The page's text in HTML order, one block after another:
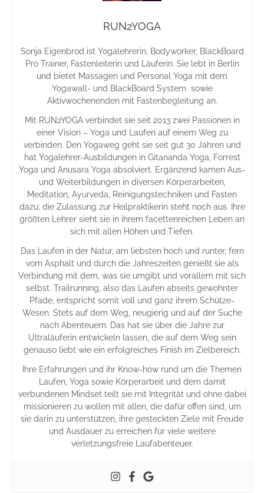
RUN2YOGA
Sonja Eigenbrod ist Yogalehrerin, Bodyworker, BlackBoard
Pro Trainer, Fastenleiterin und Läuferin. Sie lebt in Berlin
und bietet Massagen und Personal Yoga mit dem
Yogawall- und BlackBoard System sowie
Aktivwochenenden mit Fastenbegleitung an.
Mit RUN2YOGA verbindet sie seit 2013 zwei Passionen in
einer Vision – Yoga und Laufen auf einem Weg zu
verbinden. Den Yogaweg geht sie seit gut 30 Jahren und
hat Yogalehrer-Ausbildungen in Gitananda Yoga, Forrest
Yoga und Anusara Yoga absolviert. Ergänzend kamen Aus-
und Weiterbildungen in diversen Körperarbeiten,
Meditation, Ayurveda, Reinigungstechniken und Fasten
dazu; die Zulassung zur Heilpraktikerin steht noch aus. Ihre
größten Lehrer sieht sie in ihrem facettenreichen Leben an
sich mit allen Höhen und Tiefen.
Das Laufen in der Natur, am liebsten hoch und runter, fern
vom Asphalt und durch die Jahreszeiten genießt sie als
Verbindung mit dem, was sie umgibt und vorallem mit sich
selbst. Trailrunning, also das Laufen abseits gewohnter
Pfade, entspricht somit voll und ganz ihrem Schütze-
Wesen. Stets auf dem Weg, neugierig und auf der Suche
nach Abenteuern. Das hat sie über die Jahre zur
Ultraläuferin entwickeln lassen, die auf dem Weg sein
genauso liebt wie ein erfolgreiches Finish im Zielbereich.
Ihre Erfahrungen und ihr Know-how rund um die Themen
Laufen, Yoga sowie Körperarbeit und dem damit
verbundenen Mindset teilt sie mit Integrität und ohne dabei
missionieren zu wollen mit allen, die dafür offen sind, um
sie darin zu unterstützen, ihre gesteckten Ziele mit Freude
und Ausdauer zu erreichen für viele weitere
verletzungsfreie Laufabenteuer.